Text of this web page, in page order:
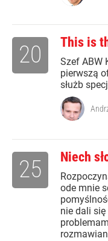
This is
Szef ABW
pierwszą
służb
20
Niech
ode mnie
nie dali
25